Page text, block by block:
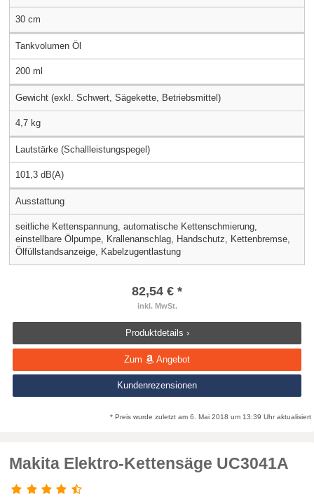
30 cm
Tankvolumen Öl
200 ml
Gewicht (exkl. Schwert, Sägekette, Betriebsmittel)
4,7 kg
Lautstärke (Schallleistungspegel)
101,3 dB(A)
Ausstattung
seitliche Kettenspannung, automatische Kettenschmierung,
einstellbare Ölpumpe, Krallenanschlag, Handschutz, Kettenbremse,
Ölfüllstandsanzeige, Kabelzugentlastung
82,54 € *
inkl. MwSt.
Produktdetails ›
Zum Angebot
Kundenrezensionen
* Preis wurde zuletzt am 6. Mai 2018 um 13:39 Uhr aktualisiert
Makita Elektro-Kettensäge UC3041A